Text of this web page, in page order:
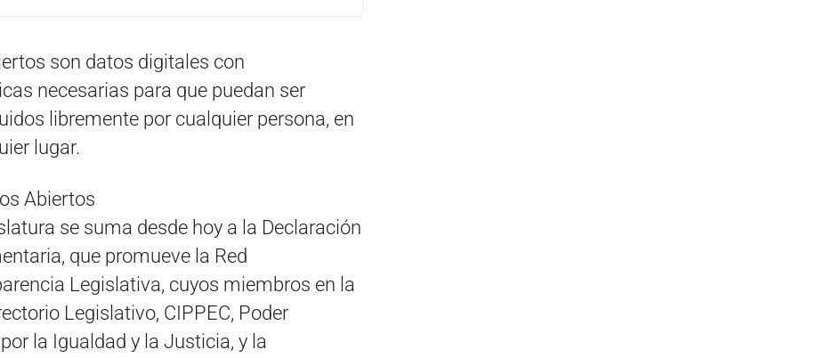
son datos digitales con
necesarias para que puedan ser
libremente por cualquier persona, en
lugar.
Abiertos
se suma desde hoy a la Declaración
que promueve la Red
Legislativa, cuyos miembros en la
Legislativo, CIPPEC, Poder
la Igualdad y la Justicia, y la